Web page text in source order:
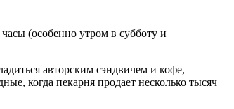
(особенно утром в субботу и
авторским сэндвичем и кофе,
когда пекарня продает несколько тысяч